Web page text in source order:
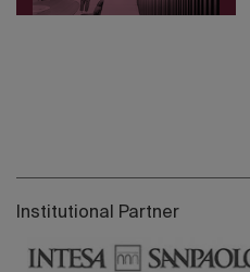
Institutional Partner